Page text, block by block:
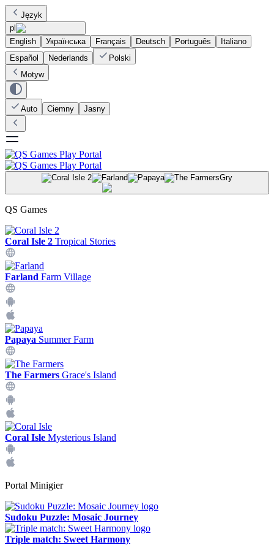
Język
pl
English
Українська Français Deutsch Português
Italiano
Español
Nederlands
Polski
Motyw
Auto Ciemny Jasny
Gry
QS Games
Coral Isle 2 Tropical Stories
Farland Farm Village
Papaya Summer Farm
The Farmers Grace's Island
Coral Isle Mysterious Island
Portal Minigier
Sudoku Puzzle: Mosaic Journey
Triple match: Sweet Harmony